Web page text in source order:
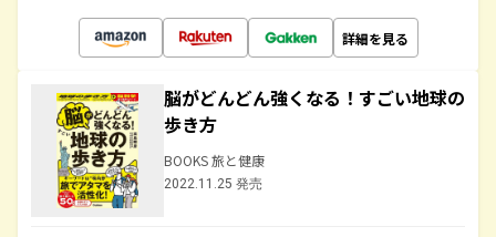
詳細を見る
脳がどんどん強くなる！すごい地球の
歩き方
BOOKS 旅と健康
2022.11.25 発売